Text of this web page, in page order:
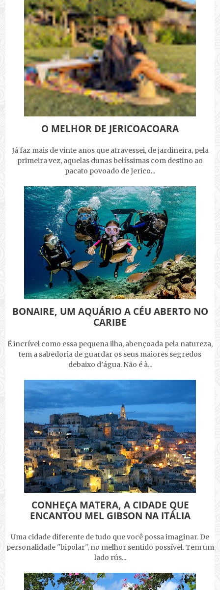
O MELHOR DE JERICOACOARA
Já faz mais de vinte anos que atravessei, de jardineira, pela
primeira vez, aquelas dunas belíssimas com destino ao
pacato povoado de Jerico...
BONAIRE, UM AQUÁRIO A CÉU ABERTO NO
CARIBE
É incrível como essa pequena ilha, abençoada pela natureza,
tem a sabedoria de guardar os seus maiores segredos
debaixo d’água. Não é à...
CONHEÇA MATERA, A CIDADE QUE
ENCANTOU MEL GIBSON NA ITÁLIA
Uma cidade diferente de tudo que você possa imaginar. De
personalidade "bipolar", no melhor sentido possível. Tem um
lado rús...